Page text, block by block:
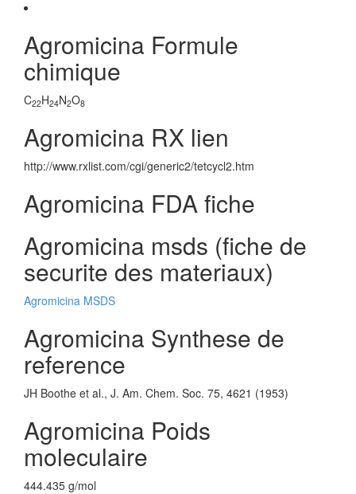
Agromicina Formule
chimique
C22H24N2O8
Agromicina RX lien
http://www.rxlist.com/cgi/generic2/tetcycl2.htm
Agromicina FDA fiche
Agromicina msds (fiche de
securite des materiaux)
Agromicina MSDS
Agromicina Synthese de
reference
JH Boothe et al., J. Am. Chem. Soc. 75, 4621 (1953)
Agromicina Poids
moleculaire
444.435 g/mol